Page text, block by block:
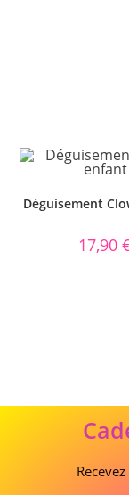
Déguisement
17,90
de